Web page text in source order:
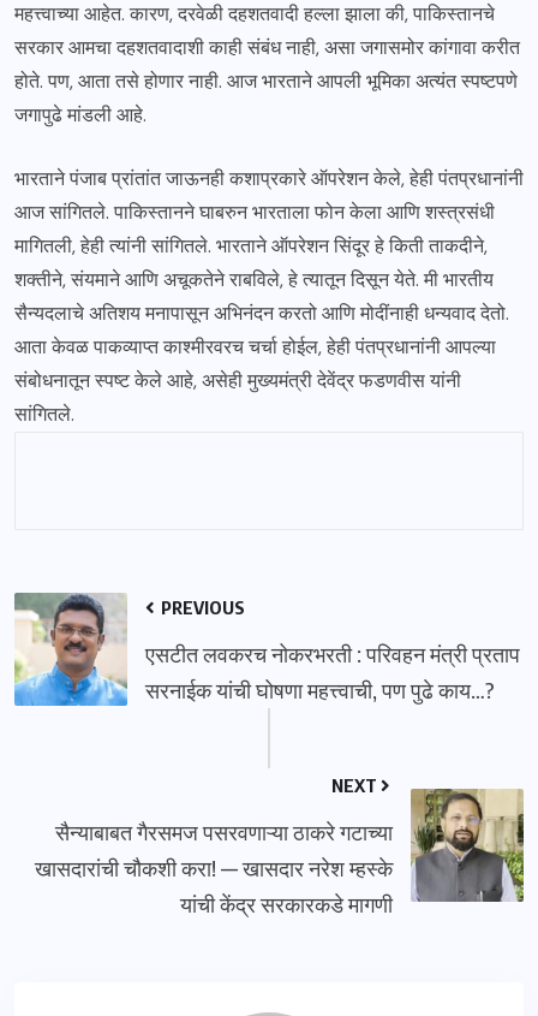
महत्त्वाच्या आहेत. कारण, दरवेळी दहशतवादी हल्ला झाला की, पाकिस्तानचे
सरकार आमचा दहशतवादाशी काही संबंध नाही, असा जगासमोर कांगावा करीत
होते. पण, आता तसे होणार नाही. आज भारताने आपली भूमिका अत्यंत स्पष्टपणे
जगापुढे मांडली आहे.
भारताने पंजाब प्रांतांत जाऊनही कशाप्रकारे ऑपरेशन केले, हेही पंतप्रधानांनी
आज सांगितले. पाकिस्तानने घाबरुन भारताला फोन केला आणि शस्त्रसंधी
मागितली, हेही त्यांनी सांगितले. भारताने ऑपरेशन सिंदूर हे किती ताकदीने,
शक्तीने, संयमाने आणि अचूकतेने राबविले, हे त्यातून दिसून येते. मी भारतीय
सैन्यदलाचे अतिशय मनापासून अभिनंदन करतो आणि मोदींनाही धन्यवाद देतो.
आता केवळ पाकव्याप्त काश्मीरवरच चर्चा होईल, हेही पंतप्रधानांनी आपल्या
संबोधनातून स्पष्ट केले आहे, असेही मुख्यमंत्री देवेंद्र फडणवीस यांनी
सांगितले.
PREVIOUS
एसटीत लवकरच नोकरभरती : परिवहन मंत्री प्रताप
सरनाईक यांची घोषणा महत्त्वाची, पण पुढे काय…?
NEXT
सैन्याबाबत गैरसमज पसरवणाऱ्या ठाकरे गटाच्या
खासदारांची चौकशी करा! — खासदार नरेश म्हस्के
यांची केंद्र सरकारकडे मागणी